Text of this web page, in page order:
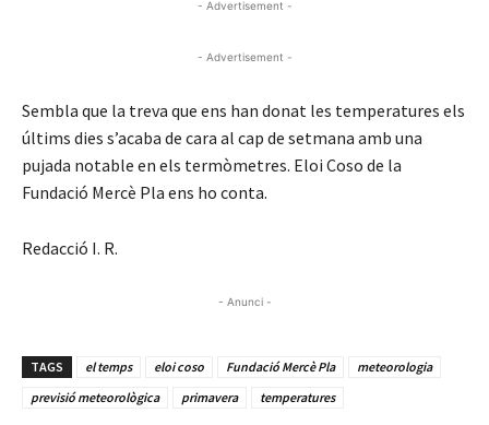
- Advertisement -
- Advertisement -
Sembla que la treva que ens han donat les temperatures els
últims dies s’acaba de cara al cap de setmana amb una
pujada notable en els termòmetres. Eloi Coso de la
Fundació Mercè Pla ens ho conta.
Redacció I. R.
- Anunci -
TAGS el temps eloi coso Fundació Mercè Pla
meteorologia
previsió meteorològica
primavera temperatures